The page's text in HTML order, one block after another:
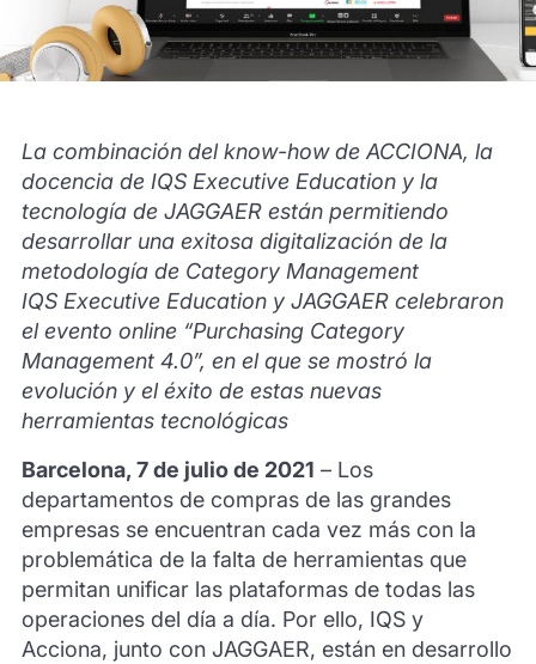
La combinación del know-how de ACCIONA, la
docencia de IQS Executive Education y la
tecnología de JAGGAER están permitiendo
desarrollar una exitosa digitalización de la
metodología de Category Management
IQS Executive Education y JAGGAER celebraron
el evento online “Purchasing Category
Management 4.0”, en el que se mostró la
evolución y el éxito de estas nuevas
herramientas tecnológicas
Barcelona, 7 de julio de 2021 – Los
departamentos de compras de las grandes
empresas se encuentran cada vez más con la
problemática de la falta de herramientas que
permitan unificar las plataformas de todas las
operaciones del día a día. Por ello, IQS y
Acciona, junto con JAGGAER, están en desarrollo